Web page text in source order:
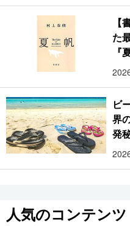
た
『
ビ
界
発
人気のコンテンツ